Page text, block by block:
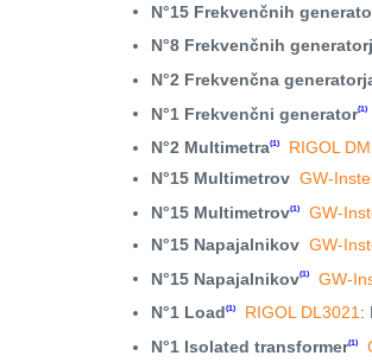
N°15 Frekvenčnih
N°8 Frekvenčnih
N°2 Frekvenčna
N°1 Frekvenčni generator(1)
N°2 Multimetra(1) RIGOL
N°15 Multimetrov GW-
N°15 Multimetrov(1) GW-
N°15 Napajalnikov GW-
N°15 Napajalnikov(1) GW-
N°1 Load(1) RIGOL DL3021 :
N°1 Isolated transformer(1)